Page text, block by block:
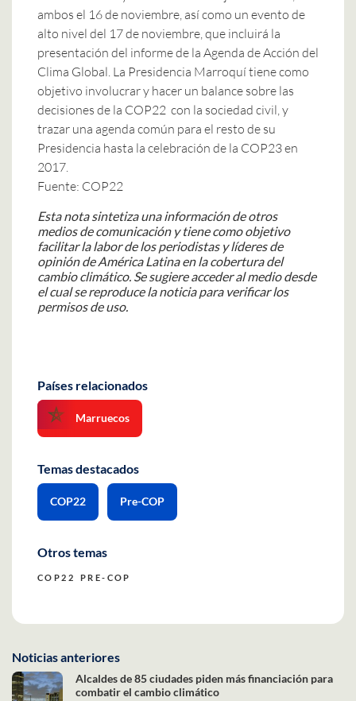
ambos el 16 de noviembre, así como un evento de
alto nivel del 17 de noviembre, que incluirá la
presentación del informe de la Agenda de Acción del
Clima Global. La Presidencia Marroquí tiene como
objetivo involucrar y hacer un balance sobre las
decisiones de la COP22 con la sociedad civil, y
trazar una agenda común para el resto de su
Presidencia hasta la celebración de la COP23 en
2017.
Fuente: COP22
Esta nota sintetiza una información de otros
medios de comunicación y tiene como objetivo
facilitar la labor de los periodistas y líderes de
opinión de América Latina en la cobertura del
cambio climático. Se sugiere acceder al medio desde
el cual se reproduce la noticia para verificar los
permisos de uso.
Países relacionados
Marruecos
Temas destacados
COP22 Pre-COP
Otros temas
COP22 PRE-COP
Noticias anteriores
Alcaldes de 85 ciudades piden más financiación para
combatir el cambio climático